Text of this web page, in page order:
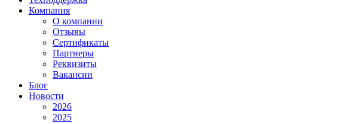
Компания
О компании
Отзывы
Сертификаты
Партнеры
Реквизиты
Вакансии
Блог
Новости
2026
2025